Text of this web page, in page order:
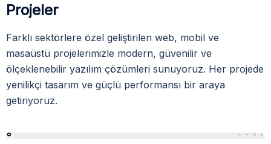
Projeler
Farklı sektörlere özel geliştirilen web, mobil ve
masaüstü projelerimizle modern, güvenilir ve
ölçeklenebilir yazılım çözümleri sunuyoruz. Her projede
yenilikçi tasarım ve güçlü performansı bir araya
getiriyoruz.